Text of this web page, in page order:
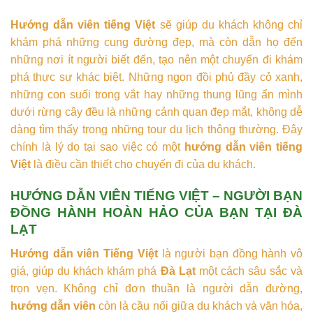
Hướng dẫn viên tiếng Việt sẽ giúp du khách không chỉ
khám phá những cung đường đẹp, mà còn dẫn họ đến
những nơi ít người biết đến, tạo nên một chuyến đi khám
phá thực sự khác biệt. Những ngọn đồi phủ đầy cỏ xanh,
những con suối trong vắt hay những thung lũng ẩn mình
dưới rừng cây đều là những cảnh quan đẹp mắt, không dễ
dàng tìm thấy trong những tour du lịch thông thường. Đây
chính là lý do tại sao việc có một hướng dẫn viên tiếng
Việt là điều cần thiết cho chuyến đi của du khách.
HƯỚNG DẪN VIÊN TIẾNG VIỆT – NGƯỜI BẠN
ĐỒNG HÀNH HOÀN HẢO CỦA BẠN TẠI ĐÀ
LẠT
Hướng dẫn viên Tiếng Việtlà người bạn đồng hành vô
giá, giúp du khách khám phá Đà Lạtmột cách sâu sắc và
trọn vẹn. Không chỉ đơn thuần là người dẫn đường,
hướng dẫn viên còn là cầu nối giữa du khách và văn hóa,